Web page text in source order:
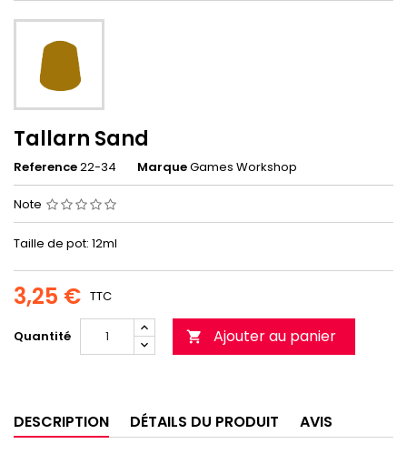
Tallarn Sand
Reference22-34 MarqueGames Workshop
Note
Taille de pot: 12ml
3,25 € TTC
Quantité  Ajouter au panier
DESCRIPTION DÉTAILS DU PRODUIT AVIS